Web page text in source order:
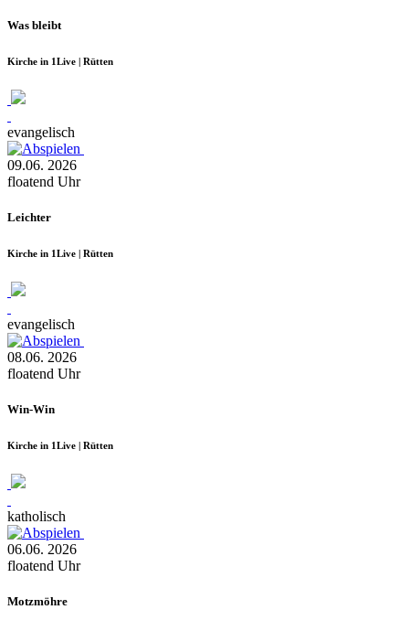
Was bleibt
Kirche in 1Live | Rütten
evangelisch
09.06. 2026
floatend Uhr
Leichter
Kirche in 1Live | Rütten
evangelisch
08.06. 2026
floatend Uhr
Win-Win
Kirche in 1Live | Rütten
katholisch
06.06. 2026
floatend Uhr
Motzmöhre